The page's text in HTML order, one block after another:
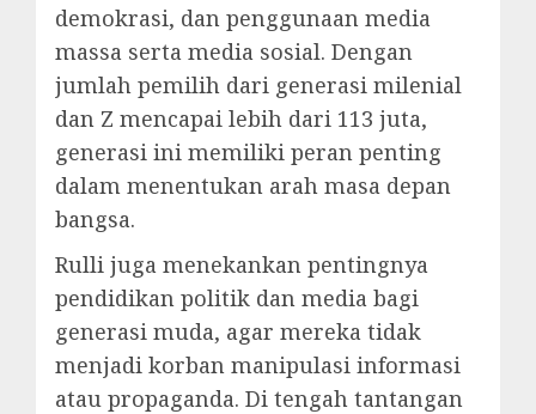
demokrasi, dan penggunaan media
massa serta media sosial. Dengan
jumlah pemilih dari generasi milenial
dan Z mencapai lebih dari 113 juta,
generasi ini memiliki peran penting
dalam menentukan arah masa depan
bangsa.
Rulli juga menekankan pentingnya
pendidikan politik dan media bagi
generasi muda, agar mereka tidak
menjadi korban manipulasi informasi
atau propaganda. Di tengah tantangan